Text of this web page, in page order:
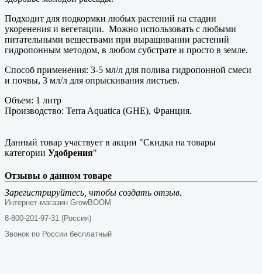
Подходит для подкормки любых растений на стадии
укоренения и вегетации. Можно использовать с любыми
питательными веществами при выращивании растений
гидропонным методом, в любом субстрате и просто в земле.
Способ применения: 3-5 мл/л для полива гидропонной смеси
и почвы, 3 мл/л для опрыскивания листьев.
Объем: 1 литр
Производство: Terra Aquatica (GHE), Франция.
Данный товар участвует в акции "Скидка на товары
категории Удобрения"
Отзывы о данном товаре
Зарегистрируйтесь, чтобы создать отзыв.
Интернет-магазин GrowBOOM
8-800-201-97-31 (Россия)
Звонок по России бесплатный